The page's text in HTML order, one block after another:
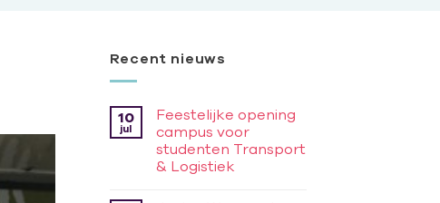
Recent nieuws
10
jul
Feestelijke opening
campus voor
studenten Transport
& Logistiek